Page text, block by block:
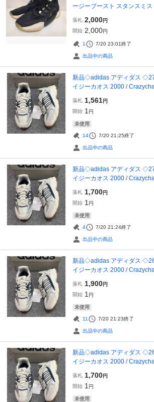
ージーブースト スタンスミス
落札 2,000円
開始 2,000円
1 7/20 23:01終了
出品中の商品
新品◇adidas アディダス
イジーカオス 2000 /
落札 1,561円
開始 1 円
未使用
14 7/20 21:25終了
出品中の商品
新品◇adidas アディダス
イジーカオス 2000 /
落札 1,700円
開始 1 円
未使用
4 7/20 21:24終了
出品中の商品
新品◇adidas アディダス
イジーカオス 2000 /
落札 1,900円
開始 1 円
未使用
11 7/20 21:23終了
出品中の商品
新品◇adidas アディダス
イジーカオス 2000 /
落札 1,700円
開始 1 円
未使用